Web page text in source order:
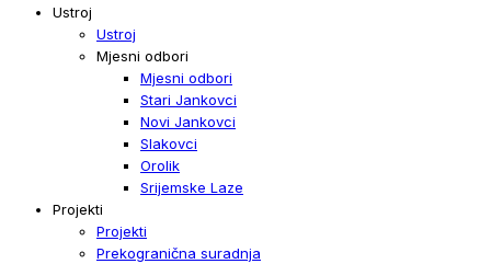
Ustroj
Ustroj
Mjesni odbori
Mjesni odbori
Stari Jankovci
Novi Jankovci
Slakovci
Orolik
Srijemske Laze
Projekti
Projekti
Prekogranična suradnja